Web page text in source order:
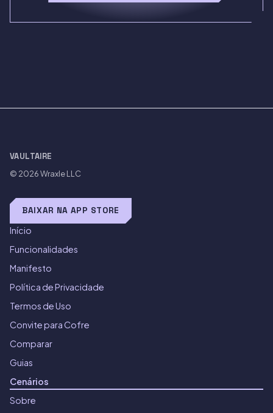
VAULTAIRE
© 2026Wraxle LLC
BAIXAR NA APP STORE
Início
Funcionalidades
Manifesto
Política de Privacidade
Termos de Uso
Convite para Cofre
Comparar
Guias
Cenários
Sobre